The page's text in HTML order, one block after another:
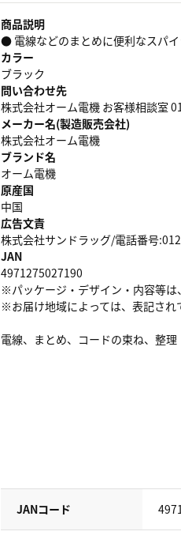
商品説明
● 電線などのまとめに便利なスパイ
カラー
ブラック
問い合わせ先
株式会社オーム電機 お客様相談室
メーカー名(製造販売会社)
株式会社オーム電機
ブランド名
オーム電機
原産国
中国
広告文責
株式会社サンドラッグ/電話番号
JAN
4971275027190
※パッケージ・デザイン・内容等は
※お届け地域によっては、表記さ
電線、まとめ、コードの束ね、整理
JANコード